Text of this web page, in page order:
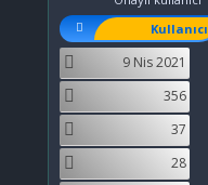
a
n
i
h
i
Kullanıcı
9 Nis 2021
356
37
28